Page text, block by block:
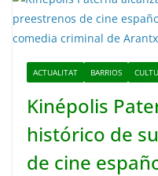
ACTUALITAT BARRIOS
Kinépolis
histórico de
de cine